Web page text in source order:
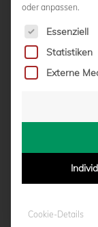
LEROY
oder anpassen.
Es folgt eine
Essenziell
Statistiken
Externe
Cookie-Details